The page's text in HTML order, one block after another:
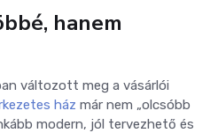
hanem
változott meg a vásárlói
ház már nem „olcsóbb
modern, jól tervezhető és